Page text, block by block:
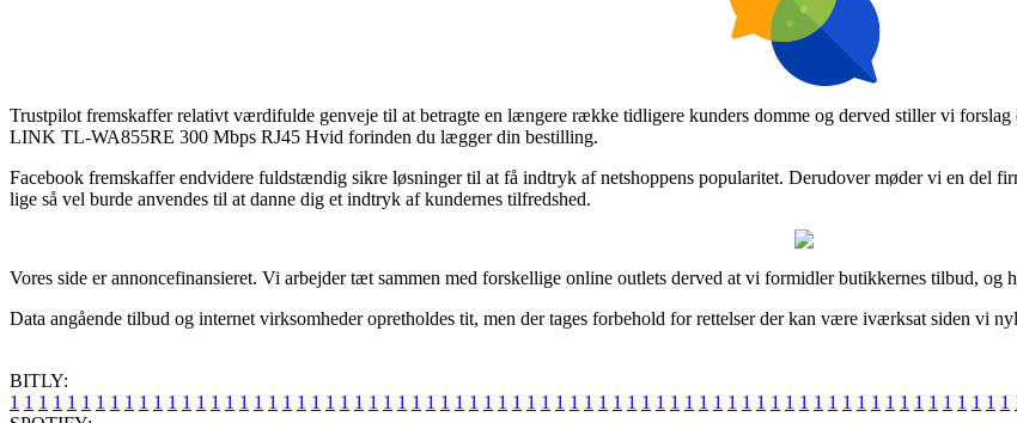
Trustpilot fremskaffer relativt værdifulde genveje til at betragte en længere række tidligere kunders domme og derved stiller vi
LINK TL-WA855RE 300 Mbps RJ45 Hvid forinden du lægger din bestilling.
Facebook fremskaffer endvidere fuldstændig sikre løsninger til at få indtryk af netshoppens popularitet. Derudover møder vi en del
lige så vel burde anvendes til at danne dig et indtryk af kundernes tilfredshed.
Vores side er annoncefinansieret. Vi arbejder tæt sammen med forskellige online outlets derved at vi formidler butikkernes tilbud, og
Data angående tilbud og internet virksomheder opretholdes tit, men der tages forbehold for rettelser der kan være iværksat siden vi
BITLY:
1 1 1 1 1 1 1 1 1 1 1 1 1 1 1 1 1 1 1 1 1 1 1 1 1 1 1 1 1 1 1 1 1 1 1 1 1 1 1 1 1 1 1 1 1 1 1 1 1 1 1 1 1 1 1 1 1 1 1 1 1 1 1 1 1 1 1 1 1 1